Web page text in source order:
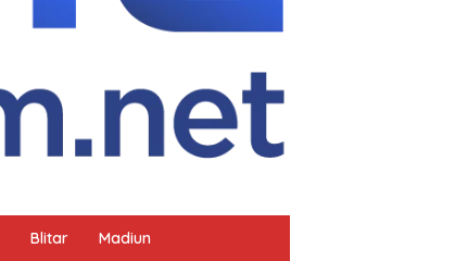
Blitar Madiun